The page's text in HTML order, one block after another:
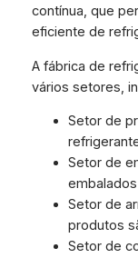
contínua, que
eficiente de
A fábrica de
vários setores,
Setor de
Setor de
Setor de
produtos
Setor de